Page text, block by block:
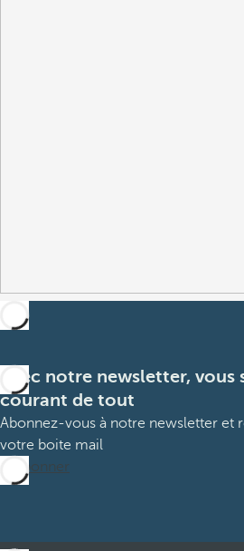
Avec notre newsletter,
courant de tout
Abonnez-vous à notre newsletter et
votre boite mail
M’abonner